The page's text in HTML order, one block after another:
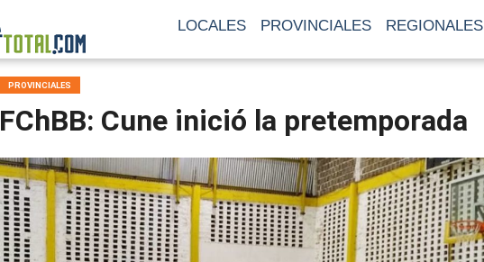
LOCALES PROVINCIALES REGIONALES
PROVINCIALES
FChBB: Cune inició la pretemporada